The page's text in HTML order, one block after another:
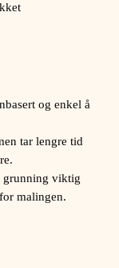
og enkel å
tar lengre tid
grunning viktig
malingen.